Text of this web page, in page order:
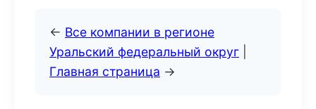
← Все компании в регионе
Уральский федеральный округ
Главная страница →